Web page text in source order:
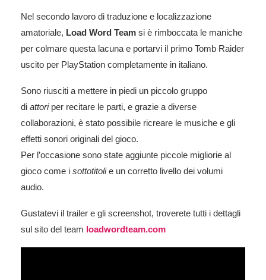
Nel secondo lavoro di traduzione e localizzazione
amatoriale, Load Word Team si è rimboccata le maniche
per colmare questa lacuna e portarvi il primo Tomb Raider
uscito per PlayStation completamente in italiano.
Sono riusciti a mettere in piedi un piccolo gruppo
di attoriper recitare le parti, e grazie a diverse
collaborazioni, è stato possibile ricreare le musiche e gli
effetti sonori originali del gioco.
Per l’occasione sono state aggiunte piccole migliorie al
gioco come i sottotitolie un corretto livello dei volumi
audio.
Gustatevi il trailer e gli screenshot, troverete tutti i dettagli
sul sito del team loadwordteam.com